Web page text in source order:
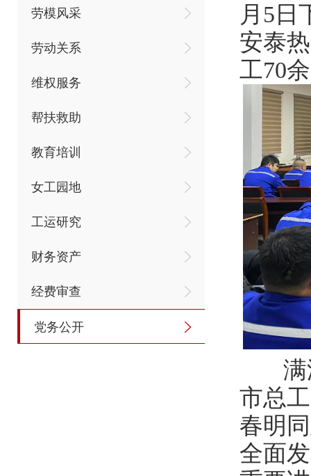
劳模风采
劳动关系
维权服务
帮扶救助
教育培训
女工园地
工运研究
财务资产
经费审查
党务公开
月5日
安泰
工70
市总
春明
全面